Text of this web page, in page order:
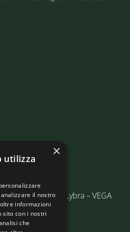
19/C Edificio Lybra – VEGA
×
utilizza
il nostro
informazioni
sito con i nostri
che